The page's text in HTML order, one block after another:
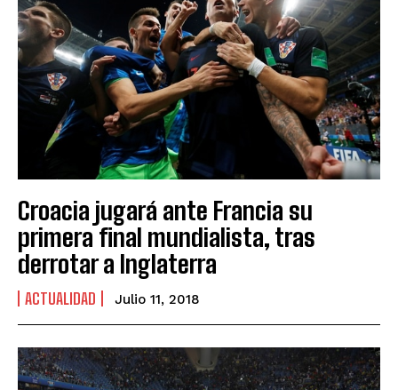
Croacia jugará ante Francia su
primera final mundialista, tras
derrotar a Inglaterra
ACTUALIDAD Julio 11, 2018